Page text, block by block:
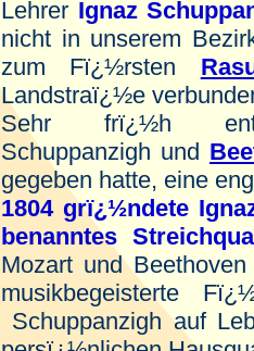
Lehrer Ignaz
nicht in unserem
zum Fï¿½rsten
Landstraï¿½e
Sehr frï¿½h
Schuppanzigh und
gegeben hatte, eine
1804 grï¿½ndete
benanntes
Mozart und
musikbegeisterte
Schuppanzigh auf